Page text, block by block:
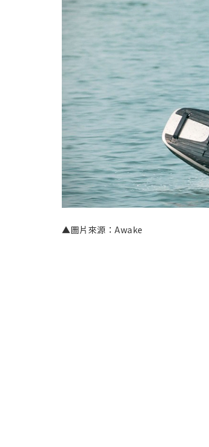
▲圖片來源：Awake